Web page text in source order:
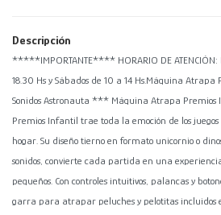
Descripción
*****IMPORTANTE**** HORARIO DE
18.30 Hs y Sábados de 10 a 14 Hs.Máquina Atrapa
Sonidos Astronauta *** Máquina Atrapa
Premios Infantil trae toda la emoción de los
hogar. Su diseño tierno en formato unicornio o
sonidos, convierte cada partida en una
pequeños. Con controles intuitivos, palancas y
garra para atrapar peluches y pelotitas incluidos